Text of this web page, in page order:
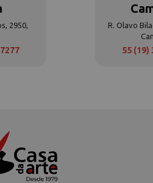
2950,
R. Olavo
55 (19)